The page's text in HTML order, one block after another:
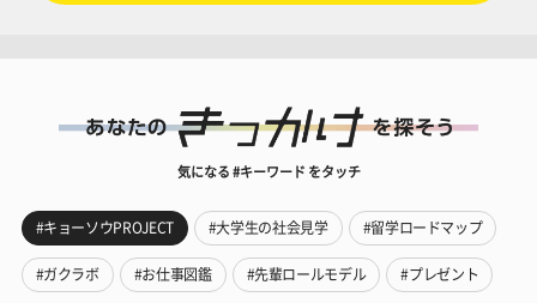
気になる #キーワード をタッチ
#キョーソウPROJECT #大学生の社会見学 #留学ロードマップ
#ガクラボ #お仕事図鑑 #先輩ロールモデル #プレゼント